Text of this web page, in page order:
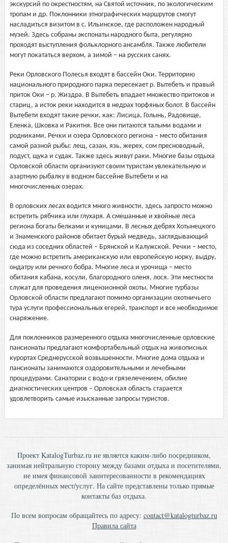
экскурсий по окрестностям, на Святой источник, по экологическим
тропам и др. Поклонники этнографических маршрутов смогут
насладиться визитом в с. Ильинское, где расположен народный
музей. Здесь собраны экспонаты народного быта, регулярно
проходят выступления фольклорного ансамбля. Также любители
могут покататься верхом, а зимой – на русских санях.
Реки Орловского Полесья входят в бассейн Оки. Территорию
национального природного парка пересекает р. Вытебеть и правый
приток Оки – р. Жиздра. В Вытебеть впадает множество притоков и
стариц, а исток реки находится в недрах торфяных болот. В бассейн
Вытебети входят такие речки, как: Лисица, Голынь, Радовище,
Еленка, Шковка и Ракитня. Все они питаются талыми водами и
родниками. Речки и озера Орловского региона – место обитания
самой разной рыбы: лещ, сазан, язь, жерех, сом пресноводный,
подуст, щука и судак. Также здесь живут раки. Многие базы отдыха
Орловской области организуют своим туристам увлекательную и
азартную рыбалку в водном бассейне Вытебети и на
многочисленных озерах.
В орловских лесах водится много живности, здесь запросто можно
встретить рябчика или глухаря. А смешанные и хвойные леса
региона богаты белками и куницами. В лесных дебрях Хотынецкого
и Знаменского районов обитает бурый медведь, заглядывающий
сюда из соседних областей – Брянской и Калужской. Речки – место,
где можно встретить американскую или европейскую норку, выдру,
ондатру или речного бобра. Многие леса и урочища – место
обитания кабана, косули, благородного оленя, лося. Эти местности
служат для проведения лицензионной охоты. Многие турбазы
Орловской области предлагают помимо организации охотничьего
тура услуги профессиональных егерей, транспорт и все необходимое
снаряжение.
Для поклонников размеренного отдыха многочисленные орловские
пансионаты предлагают комфортабельный отдых на живописных
курортах Среднерусской возвышенности. Многие дома отдыха и
пансионаты занимаются оздоровительными и лечебными
процедурами. Санатории с водо-и грязелечением, обилие
диагностических центров – Орловская область старается
удовлетворить самые изысканные запросы туристов.
Проект KatalogTurbaz.ru не является каким-либо посредником,
занимая нейтральную сторону между базами отдыха и посетителями,
не имея финансовой заинтересованности в рекомендациях
определённых мест/услуг. На сайте представлены только прямые
контакты баз отдыха.
По всем вопросам обращайтесь по адресу: contact@katalogturbaz.ru
Правила сайта